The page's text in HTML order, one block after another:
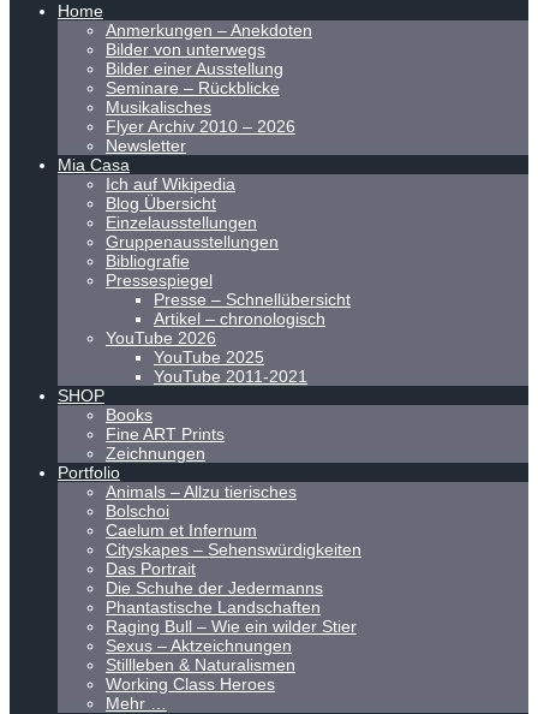
Home
Anmerkungen – Anekdoten
Bilder von unterwegs
Bilder einer Ausstellung
Seminare – Rückblicke
Musikalisches
Flyer Archiv 2010 – 2026
Newsletter
Mia Casa
Ich auf Wikipedia
Blog Übersicht
Einzelausstellungen
Gruppenausstellungen
Bibliografie
Pressespiegel
Presse – Schnellübersicht
Artikel – chronologisch
YouTube 2026
YouTube 2025
YouTube 2011-2021
SHOP
Books
Fine ART Prints
Zeichnungen
Portfolio
Animals – Allzu tierisches
Bolschoi
Caelum et Infernum
Cityskapes – Sehenswürdigkeiten
Das Portrait
Die Schuhe der Jedermanns
Phantastische Landschaften
Raging Bull – Wie ein wilder Stier
Sexus – Aktzeichnungen
Stillleben & Naturalismen
Working Class Heroes
Mehr …